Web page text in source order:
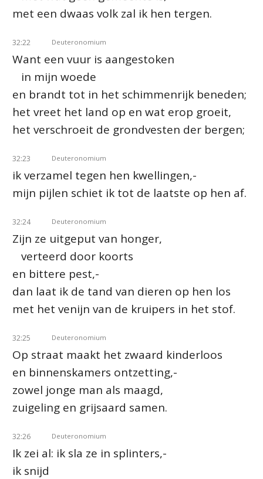
met een dwaas volk zal ik hen tergen.
32:22 Deuteronomium
Want een vuur is aangestoken
in mijn woede
en brandt tot in het schimmenrijk beneden;
het vreet het land op en wat erop groeit,
het verschroeit de grondvesten der bergen;
32:23 Deuteronomium
ik verzamel tegen hen kwellingen,-
mijn pijlen schiet ik tot de laatste op hen af.
32:24 Deuteronomium
Zijn ze uitgeput van honger,
verteerd door koorts
en bittere pest,-
dan laat ik de tand van dieren op hen los
met het venijn van de kruipers in het stof.
32:25 Deuteronomium
Op straat maakt het zwaard kinderloos
en binnenskamers ontzetting,-
zowel jonge man als maagd,
zuigeling en grijsaard samen.
32:26 Deuteronomium
Ik zei al: ik sla ze in splinters,-
ik snijd